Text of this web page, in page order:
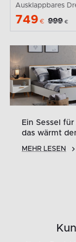
749 € 999 €
Ein Sessel
das wärmt
MEHR LESEN